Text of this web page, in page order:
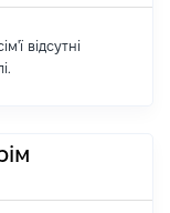
відсутні